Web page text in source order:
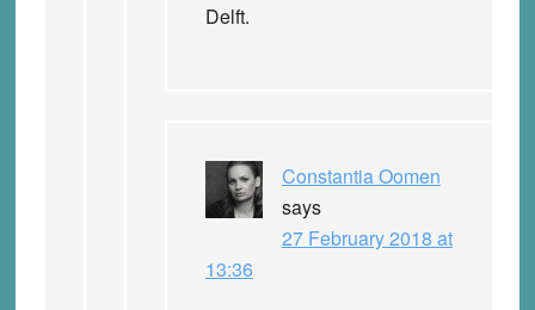
Delft.
Constantia Oomen
says
27 February 2018 at
13:36